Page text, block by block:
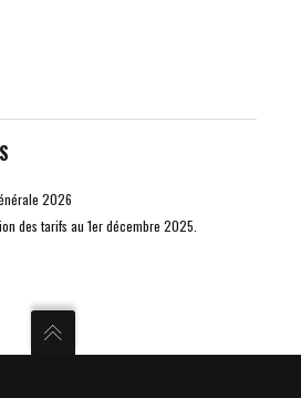
2026
des tarifs au 1er décembre 2025.